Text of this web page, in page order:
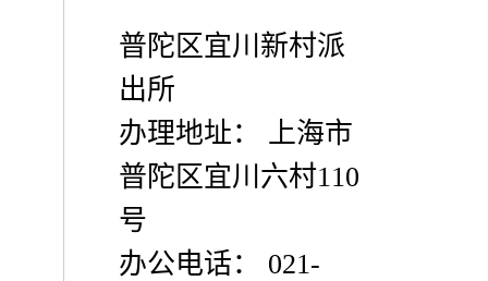
普陀区宜川新村派
出所
办理地址： 上海市
普陀区宜川六村110
号
办公电话： 021-